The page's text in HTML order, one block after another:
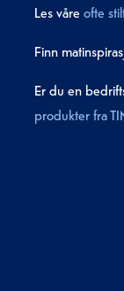
Les våre ofte
Finn
Er du en
produkter fra